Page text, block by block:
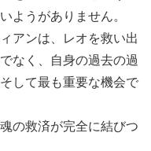
ようがありません。
アンは、レオを救い出
なく、自身の過去の過
して最も重要な機会で
の救済が完全に結びつ